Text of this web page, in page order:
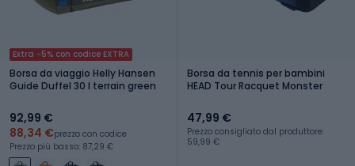
Extra -5% con codice EXTRA
Borsa da viaggio Helly Hansen
Guide Duffel 30 l terrain green
92,99 €
88,34 €prezzo con codice
Prezzo più basso: 87,29 €
Borsa da tennis per bambini
HEAD Tour Racquet Monster
47,99 €
Prezzo consigliato dal produttore:
59,99 €